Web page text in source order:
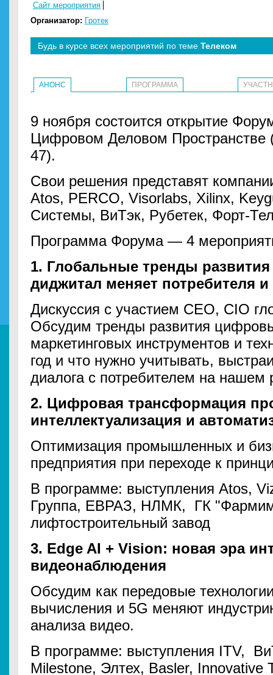
Сайт мероприятия
Организатор: Гротек
Будь в курсе всех мероприятий по теме Телеком
АНОНС ПРОГРАММА
9 ноября состоится открытие
Цифровом Деловом Пространстве
47).
Свои решения представят
Atos, PERCO, Visorlabs, Xilinx,
Системы, ВиТэк, Рубетек, Форт-
Программа Форума — 4
1. Глобальные тренды
диджитал меняет потребителя и
Дискуссия с участием CEO, CIO
Обсудим тренды развития
маркетинговых инструментов и
год и что нужно учитывать,
диалога с потребителем на нашем
2. Цифровая трансформация
интеллектуализация и
Оптимизация промышленных и
предприятия при переходе к
В программе: выступления Atos,
Группа, ЕВРАЗ, НЛМК, ГК
лифтостроительный завод
3. Edge AI + Vision: новая эра
видеонаблюдения
Обсудим как передовые
вычисления и 5G меняют
анализа видео.
В программе: выступления ITV,
Milestone, Элтех, Basler, Innovative